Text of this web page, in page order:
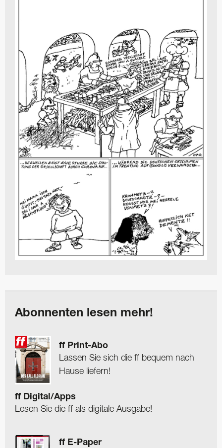
Abonnenten lesen mehr!
ff Print-Abo
Lassen Sie sich die ff bequem nach
Hause liefern!
ff Digital/Apps
Lesen Sie die ff als digitale Ausgabe!
ff E-Paper